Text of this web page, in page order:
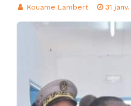
Kouame Lambert 31 janv.